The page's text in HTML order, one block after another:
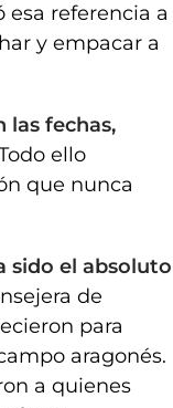
referencia a
y empacar a
las fechas,
ello
que nunca
sido el absoluto
de
para
aragonés.
a quienes